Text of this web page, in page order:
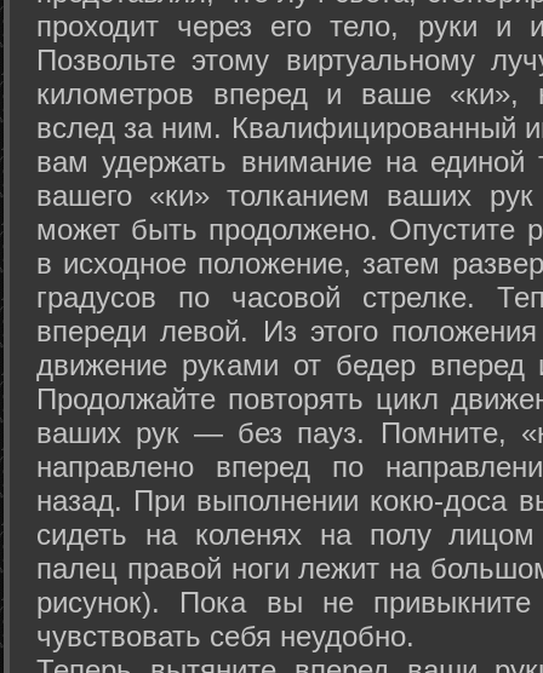
проходит через его тело, руки и
Позвольте этому виртуальному
километров вперед и ваше «ки»,
вслед за ним. Квалифицированный
вам удержать внимание на единой
вашего «ки» толканием ваших
может быть продолжено. Опустите
в исходное положение, затем
градусов по часовой стрелке.
впереди левой. Из этого
движение руками от бедер вперед
Продолжайте повторять цикл
ваших рук — без пауз. Помните,
направлено вперед по
назад. При выполнении кокю-доса
сидеть на коленях на полу
палец правой ноги лежит на
рисунок). Пока вы не
чувствовать себя неудобно.